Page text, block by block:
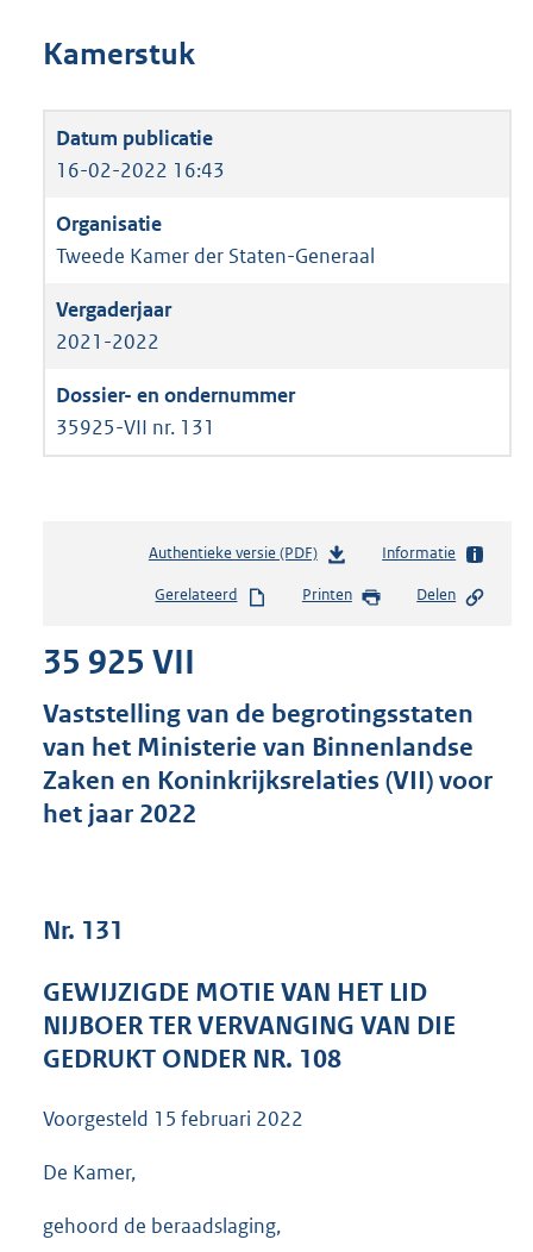
Kamerstuk
16-02-2022 16:43
Tweede Kamer der Staten-Generaal
2021-2022
35925-VII nr. 131
Authentieke versie (PDF)b
s
s
g
K
b
Informatie
Gerelateerd Printen Delen
35 925 VII
Vaststelling van de begrotingsstaten
van het Ministerie van Binnenlandse
Zaken en Koninkrijksrelaties (VII) voor
het jaar 2022
Nr. 131
GEWIJZIGDE MOTIE VAN HET LID
NIJBOER TER VERVANGING VAN DIE
GEDRUKT ONDER NR. 108
Voorgesteld 15 februari 2022
De Kamer,
gehoord de beraadslaging,